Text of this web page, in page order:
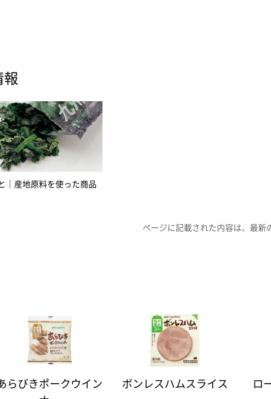
報
｜産地原料を使った商品
ページに記載された内容は、最新
らびきポークウイン
ボンレスハムスライス ロ